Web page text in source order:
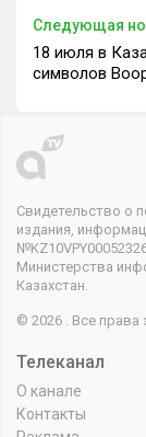
Следующая
18 июля в
символов
Свидетельство о
издания,
Министерства
Казахстан.
© 2026 . Все
Телеканал
О канале
Контакты